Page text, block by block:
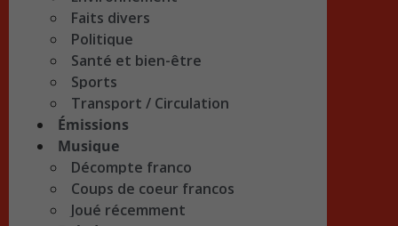
Faits divers
Politique
Santé et bien-être
Sports
Transport / Circulation
Émissions
Musique
Décompte franco
Coups de coeur francos
Joué récemment